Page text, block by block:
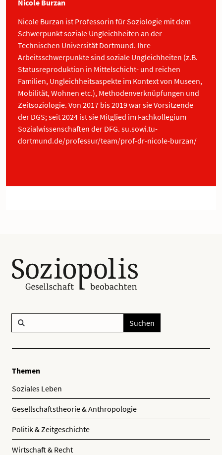
Nicole Burzan
Nicole Burzan ist Professorin für Soziologie mit dem
Schwerpunkt soziale Ungleichheiten an der
Technischen Universität Dortmund. Ihre
Arbeitsschwerpunkte sind soziale Ungleichheiten (z.B.
Statusreproduktion in Mittelschicht- und reichen
Familien, Ungleichheitsaspekte im Kontext von Museen,
Mobilität, Wohnen etc.), Methodenverknüpfungen und
Zeitsoziologie. Von 2017 bis 2019 war sie Vorsitzende
der DGS; seit 2024 ist sie Mitglied im Fachkollegium
Sozialwissenschaften der DFG. su.sowi.tu-
dortmund.de/professur/team/prof-dr-nicole-burzan/
Suchen
Themen
Soziales Leben
Gesellschaftstheorie & Anthropologie
Politik & Zeitgeschichte
Wirtschaft & Recht